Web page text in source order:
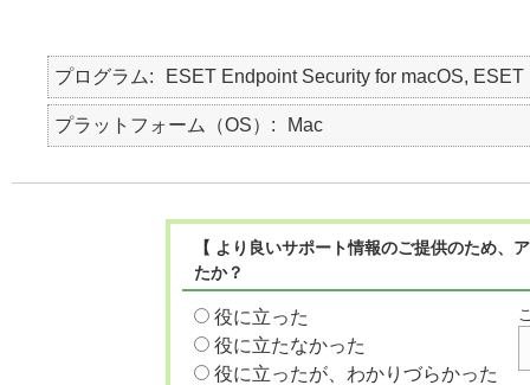
プログラム ESET Endpoint Security for macOS,
プラットフォーム（OS） Mac
【 より良いサポート情報のご提供のため
たか？
役に立った
役に立たなかった
役に立ったが、わかりづらかった